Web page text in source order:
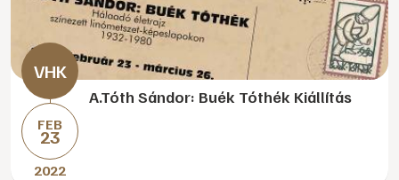
FEB
23
2022
A.Tóth Sándor: Buék Tóthék Kiállítás